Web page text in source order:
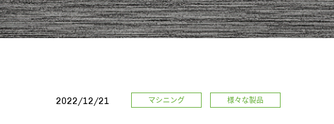
2022/12/21 マシニング 様々な製品